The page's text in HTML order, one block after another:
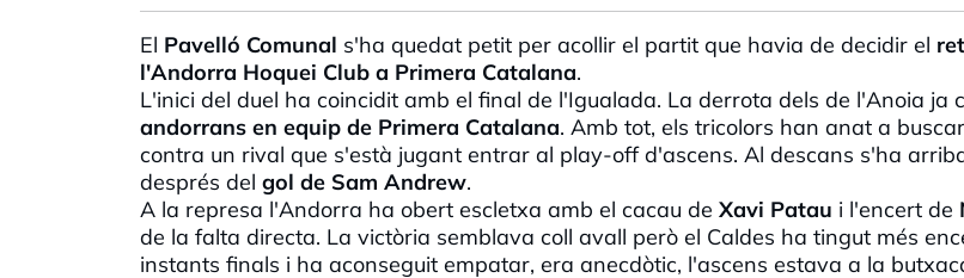
El Pavelló Comunal s'ha quedat petit per acollir el partit que havia de decidir el
l'Andorra Hoquei Club a Primera Catalana.
L'inici del duel ha coincidit amb el final de l'Igualada. La derrota dels de l'Anoia ja
andorrans en equip de Primera Catalana. Amb tot, els tricolors han anat a
contra un rival que s'està jugant entrar al play-off d'ascens. Al descans s'ha
després del gol de Sam Andrew.
A la represa l'Andorra ha obert escletxa amb el cacau de Xavi Patau i l'encert de
de la falta directa. La victòria semblava coll avall però el Caldes ha tingut més
instants finals i ha aconseguit empatar, era anecdòtic, l'ascens estava a la